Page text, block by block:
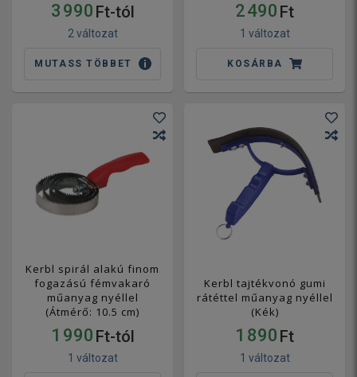
3 990 Ft-tól
2 változat
MUTASS TÖBBET
2 490 Ft
1 változat
KOSÁRBA
Kerbl spirál alakú finom
fogazású fémvakaró
műanyag nyéllel
(Átmérő: 10.5 cm)
1 990 Ft-tól
1 változat
Kerbl tajtékvonó gumi
rátéttel műanyag nyéllel
(Kék)
1 890 Ft
1 változat